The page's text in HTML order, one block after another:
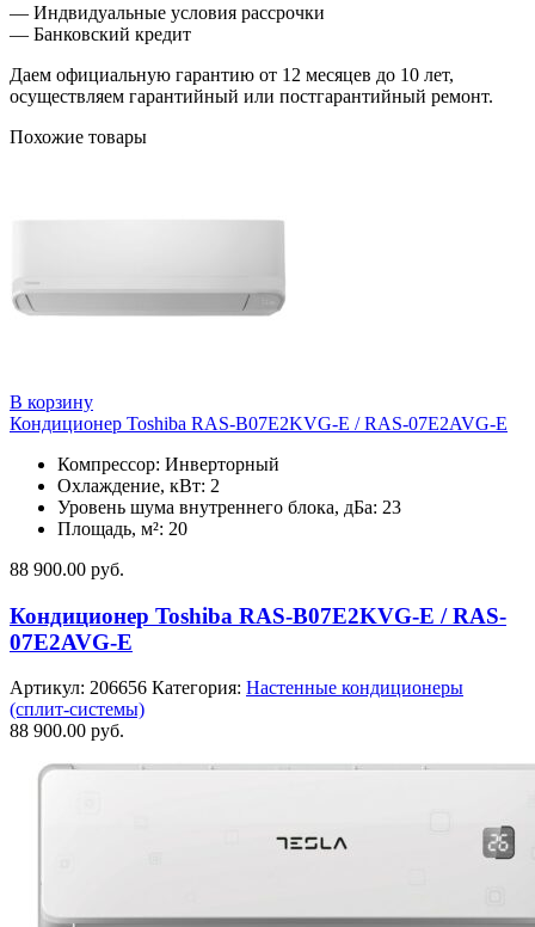
— Индвидуальные условия рассрочки
— Банковский кредит
Даем официальную гарантию от 12 месяцев до 10 лет,
осуществляем гарантийный или постгарантийный ремонт.
Похожие товары
В корзину
Кондиционер Toshiba RAS-B07E2KVG-E / RAS-07E2AVG-E
Компрессор: Инверторный
Охлаждение, кВт: 2
Уровень шума внутреннего блока, дБа: 23
Площадь, м²: 20
88 900.00 руб.
Кондиционер Toshiba RAS-B07E2KVG-E / RAS-
07E2AVG-E
Артикул: 206656 Категория: Настенные кондиционеры
(сплит-системы)
88 900.00 руб.